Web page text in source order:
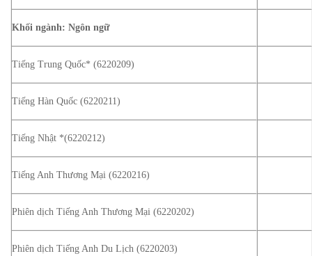
Khối ngành: Ngôn ngữ
Tiếng Trung Quốc* (6220209)
Tiếng Hàn Quốc (6220211)
Tiếng Nhật *(6220212)
Tiếng Anh Thương Mại (6220216)
Phiên dịch Tiếng Anh Thương Mại (6220202)
Phiên dịch Tiếng Anh Du Lịch (6220203)